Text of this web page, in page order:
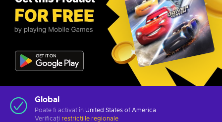
Global
Poate fi activat în United States of America
Verificați restricțiile regionale